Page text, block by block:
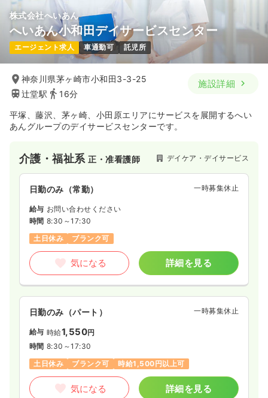
株式会社へいあん
へいあん小和田デイサービスセンター
エージェント求人 車通勤可 託児所
神奈川県茅ヶ崎市小和田3-3-25
辻堂駅
16分
施設詳細
平塚、藤沢、茅ヶ崎、小田原エリアにサービスを展開するへい
あんグループのデイサービスセンターです。
介護・福祉系正・准看護師 デイケア・デイサービス
日勤のみ（常勤） 一時募集休止
給与 お問い合わせください
時間 8:30～17:30
土日休み
ブランク可
気になる 詳細を見る
日勤のみ（パート） 一時募集休止
給与 時給1,550円
時間 8:30～17:30
土日休み
ブランク可 時給1,500円以上可
気になる 詳細を見る